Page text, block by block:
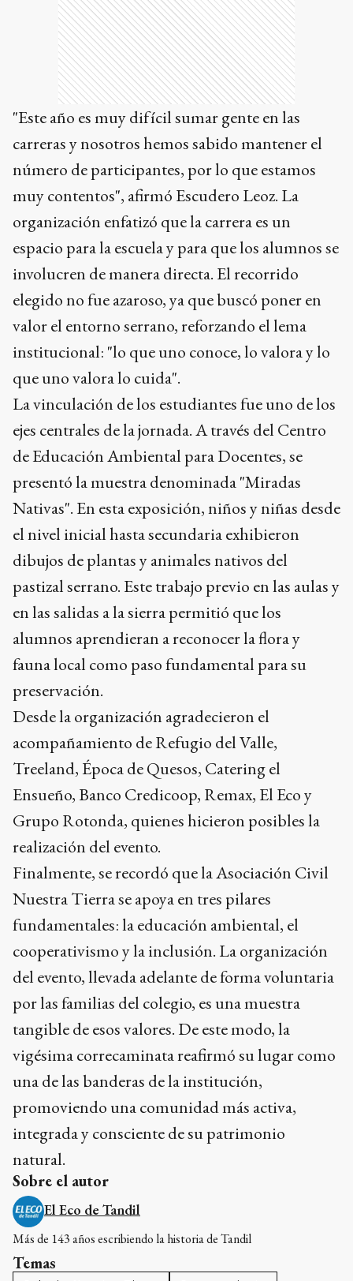
"Este año es muy difícil sumar gente en las
carreras y nosotros hemos sabido mantener el
número de participantes, por lo que estamos
muy contentos", afirmó Escudero Leoz. La
organización enfatizó que la carrera es un
espacio para la escuela y para que los alumnos se
involucren de manera directa. El recorrido
elegido no fue azaroso, ya que buscó poner en
valor el entorno serrano, reforzando el lema
institucional: "lo que uno conoce, lo valora y lo
que uno valora lo cuida".
La vinculación de los estudiantes fue uno de los
ejes centrales de la jornada. A través del Centro
de Educación Ambiental para Docentes, se
presentó la muestra denominada "Miradas
Nativas". En esta exposición, niños y niñas desde
el nivel inicial hasta secundaria exhibieron
dibujos de plantas y animales nativos del
pastizal serrano. Este trabajo previo en las aulas y
en las salidas a la sierra permitió que los
alumnos aprendieran a reconocer la flora y
fauna local como paso fundamental para su
preservación.
Desde la organización agradecieron el
acompañamiento de Refugio del Valle,
Treeland, Época de Quesos, Catering el
Ensueño, Banco Credicoop, Remax, El Eco y
Grupo Rotonda, quienes hicieron posibles la
realización del evento.
Finalmente, se recordó que la Asociación Civil
Nuestra Tierra se apoya en tres pilares
fundamentales: la educación ambiental, el
cooperativismo y la inclusión. La organización
del evento, llevada adelante de forma voluntaria
por las familias del colegio, es una muestra
tangible de esos valores. De este modo, la
vigésima correcaminata reafirmó su lugar como
una de las banderas de la institución,
promoviendo una comunidad más activa,
integrada y consciente de su patrimonio
natural.
Sobre el autor
El Eco de Tandil
Más de 143 años escribiendo la historia de Tandil
Temas